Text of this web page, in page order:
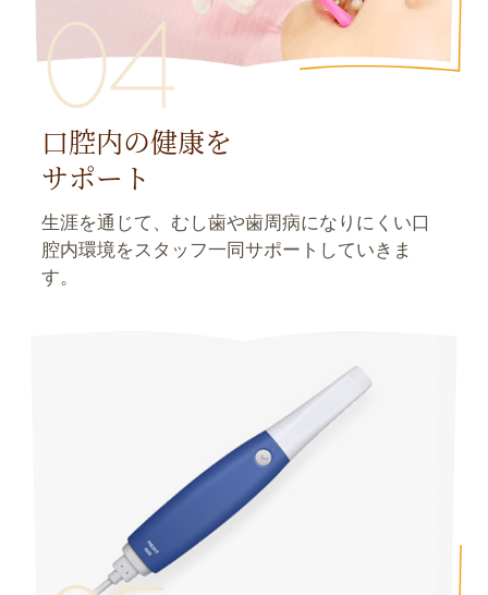
口腔内の健康を
サポート
生涯を通じて、むし歯や歯周病になりにくい口
腔内環境をスタッフ一同サポートしていきま
す。